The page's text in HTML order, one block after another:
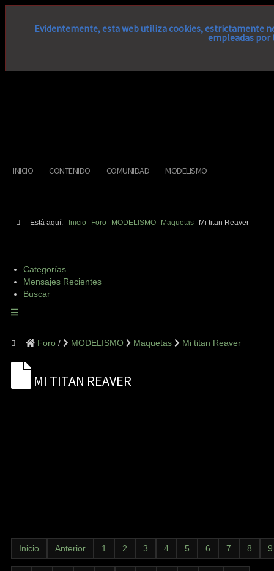
Evidentemente, esta web utiliza cookies, estrictamente
empleadas por
INICIO CONTENIDO COMUNIDAD MODELISMO
Está aquí: Inicio Foro MODELISMO Maquetas Mi titan Reaver
Categorías
Mensajes Recientes
Buscar
Foro MODELISMO Maquetas Mi titan Reaver
MI TITAN REAVER
Inicio Anterior 1 2 3 4 5 6 7 8 9